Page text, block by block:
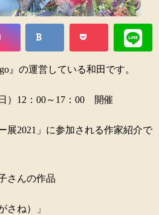
』の運営している和田です。
）12：00～17：00 開催
展2021」に参加される作家紹介で
さんの作品
さね）」